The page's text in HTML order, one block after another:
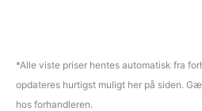
*Alle viste priser hentes automatisk fra
opdateres hurtigst muligt her på siden.
hos forhandleren.